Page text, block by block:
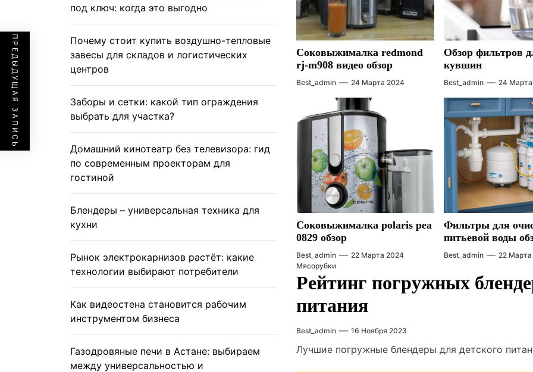
ПРЕДЫДУЩАЯ ЗАПИСЬ
Соковыжималка redmond
rj-m908 видео обзор
Best_admin 24 Марта 2024
Обзор фильтров
кувшин
Best_admin 24
Соковыжималка polaris pea
0829 обзор
Best_admin 22 Марта 2024
Фильтры для
питьевой воды
Best_admin
22
Мясорубки
Рейтинг погружных
питания
Best_admin 16 Ноября 2023
Лучшие погружные блендеры для детского
под ключ: когда это выгодно
Почему стоит купить воздушно-тепловые
завесы для складов и логистических
центров
Заборы и сетки: какой тип ограждения
выбрать для участка?
Домашний кинотеатр без телевизора: гид
по современным проекторам для
гостиной
Блендеры – универсальная техника для
кухни
Рынок электрокарнизов растёт: какие
технологии выбирают потребители
Как видеостена становится рабочим
инструментом бизнеса
Газодровяные печи в Астане: выбираем
между универсальностью и